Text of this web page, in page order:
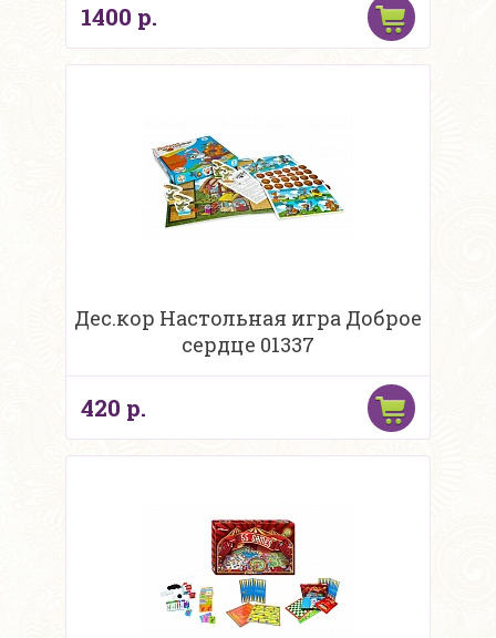
1400 р.
Дес.кор Настольная игра Доброе
сердце 01337
420 р.